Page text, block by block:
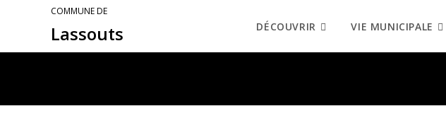
COMMUNE DE
Lassouts DÉCOUVRIR VIE MUNICIPALE